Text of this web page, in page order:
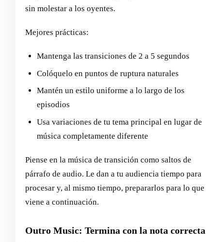
sin molestar a los oyentes.
Mejores prácticas:
Mantenga las transiciones de 2 a 5 segundos
Colóquelo en puntos de ruptura naturales
Mantén un estilo uniforme a lo largo de los
episodios
Usa variaciones de tu tema principal en lugar de
música completamente diferente
Piense en la música de transición como saltos de
párrafo de audio. Le dan a tu audiencia tiempo para
procesar y, al mismo tiempo, prepararlos para lo que
viene a continuación.
Outro Music: Termina con la nota correcta